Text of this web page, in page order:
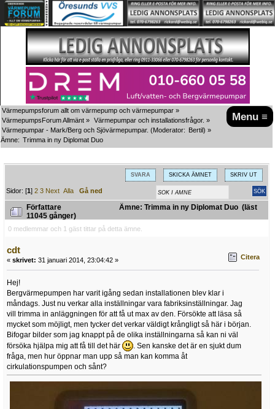
Menu ≡
Värmepumpsforum allt om värmepump och värmepumpar »
VärmepumpsForum Allmänt » Värmepumpar och installationsfrågor. »
Värmepumpar - Mark/Berg och Sjövärmepumpar. (Moderator: Bertil) »
Ämne: Trimma in ny Diplomat Duo
SVARA SKICKA ÄMNET SKRIV UT
Sidor: [1]2 3 Next Alla Gå ned
Författare
Ämne: Trimma in ny Diplomat Duo (läst
11045 gånger)
0 medlemmar och 1 gäst tittar på detta ämne.
cdt
« skrivet: 31 januari 2014, 23:04:42 » Citera
Hej!
Bergvärmepumpen har varit igång sedan installationen blev klar i
måndags. Just nu verkar alla inställningar vara fabriksinställningar. Jag
vill trimma in anläggningen för att få ut max av den. Försökte att läsa så
mycket som möjligt, men tycker det verkar väldigt krångligt så här i början.
Bifogar bilder som jag knappt på de olika inställningarna så kan ni väl
försöka hjälpa mig att få till det här
. Sen kanske det är en sjukt dum
fråga, men hur öppnar man upp så man kan komma åt
cirkulationspumpen och sånt?